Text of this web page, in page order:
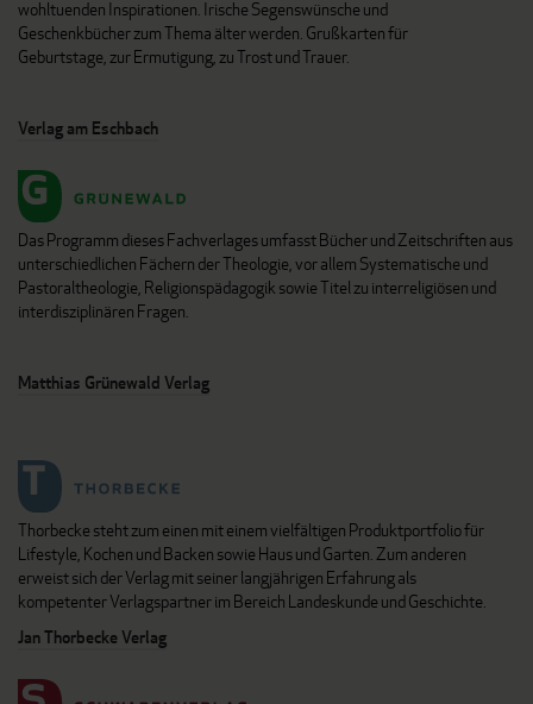
wohltuenden Inspirationen. Irische Segenswünsche und
Geschenkbücher zum Thema älter werden. Grußkarten für
Geburtstage, zur Ermutigung, zu Trost und Trauer.
Verlag am Eschbach
Das Programm dieses Fachverlages umfasst Bücher und Zeitschriften aus
unterschiedlichen Fächern der Theologie, vor allem Systematische und
Pastoraltheologie, Religionspädagogik sowie Titel zu interreligiösen und
interdisziplinären Fragen.
Matthias Grünewald Verlag
Thorbecke steht zum einen mit einem vielfältigen Produktportfolio für
Lifestyle, Kochen und Backen sowie Haus und Garten. Zum anderen
erweist sich der Verlag mit seiner langjährigen Erfahrung als
kompetenter Verlagspartner im Bereich Landeskunde und Geschichte.
Jan Thorbecke Verlag